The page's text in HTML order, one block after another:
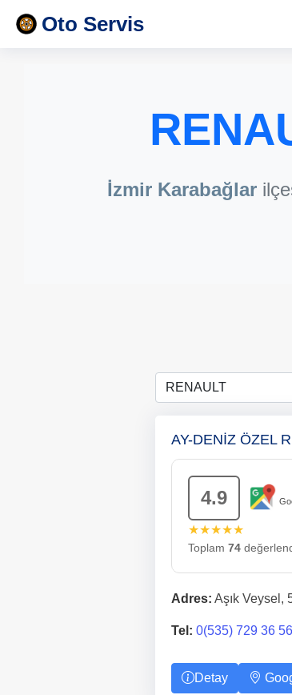
Oto Servis
İzmir Karabağlar
AY-DENİZ ÖZEL
4.9
★★★★★
Toplam 74
Adres: Aşık Veysel,
Tel: 0(535) 729 36 56
Detay